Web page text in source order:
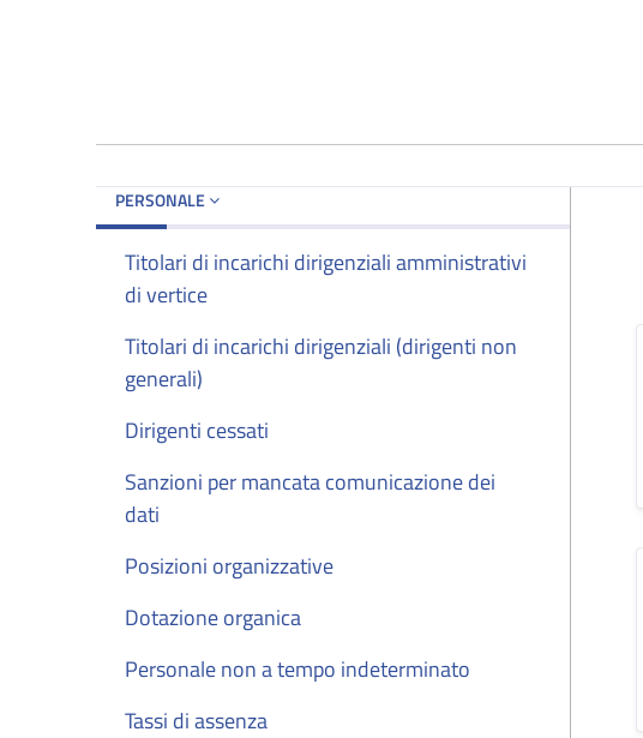
PERSONALE
Titolari di incarichi dirigenziali amministrativi
di vertice
Titolari di incarichi dirigenziali (dirigenti non
generali)
Dirigenti cessati
Sanzioni per mancata comunicazione dei
dati
Posizioni organizzative
Dotazione organica
Personale non a tempo indeterminato
Tassi di assenza